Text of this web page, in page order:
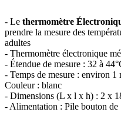
- Le thermomètre
prendre la mesure des
adultes
- Thermomètre électronique
- Étendue de mesure : 32 à
- Temps de mesure : environ 1
Couleur : blanc
- Dimensions (L x l x h) : 2 x
- Alimentation : Pile bouton